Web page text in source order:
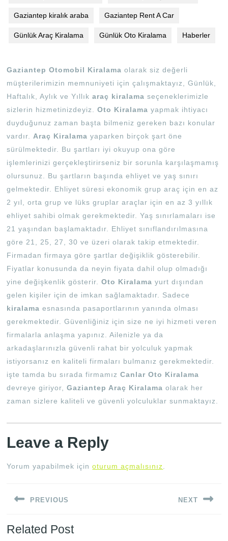
Gaziantep kiralık araba Gaziantep Rent A Car
Günlük Araç Kiralama Günlük Oto Kiralama Haberler
Gaziantep Otomobil Kiralama olarak siz değerli
müşterilerimizin memnuniyeti için çalışmaktayız, Günlük,
Haftalık, Aylık ve Yıllıkaraç kiralama seçeneklerimizle
sizlerin hizmetinizdeyiz.Oto Kiralama yapmak ihtiyacı
duyduğunuz zaman başta bilmeniz gereken bazı konular
vardır.Araç Kiralama yaparken birçok şart öne
sürülmektedir. Bu şartları iyi okuyup ona göre
işlemlerinizi gerçekleştirirseniz bir sorunla karşılaşmamış
olursunuz. Bu şartların başında ehliyet ve yaş sınırı
gelmektedir. Ehliyet süresi ekonomik grup araç için en az
2 yıl, orta grup ve lüks gruplar araçlar için en az 3 yıllık
ehliyet sahibi olmak gerekmektedir. Yaş sınırlamaları ise
21 yaşından başlamaktadır. Ehliyet sınıflandırılmasına
göre 21, 25, 27, 30 ve üzeri olarak takip etmektedir.
Firmadan firmaya göre şartlar değişiklik gösterebilir.
Fiyatlar konusunda da neyin fiyata dahil olup olmadığı
yine değişkenlik gösterir.Oto Kiralama yurt dışından
gelen kişiler için de imkan sağlamaktadır. Sadece
kiralama esnasında pasaportlarının yanında olması
gerekmektedir. Güvenliğiniz için size ne iyi hizmeti veren
firmalarla anlaşma yapınız. Ailenizle ya da
arkadaşlarınızla güvenli rahat bir yolculuk yapmak
istiyorsanız en kaliteli firmaları bulmanız gerekmektedir.
işte tamda bu sırada firmamızCanlar Oto Kiralama
devreye giriyor,Gaziantep Araç Kiralama olarak her
zaman sizlere kaliteli ve güvenli yolculuklar sunmaktayız.
Leave a Reply
Yorum yapabilmek içinoturum açmalısınız.
gezinmesi
PREVIOUS
post:
NEXT
Related Post